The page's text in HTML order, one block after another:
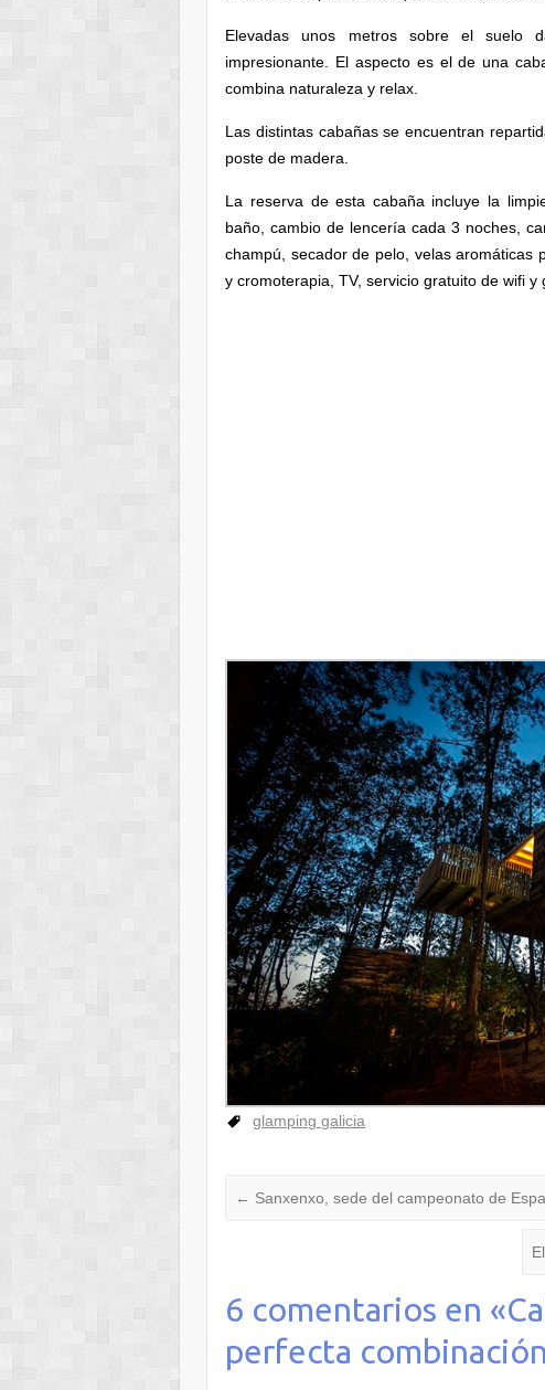
Elevadas unos metros sobre el suelo
impresionante. El aspecto es el de una
combina naturaleza y relax.
Las distintas cabañas se encuentran
poste de madera.
La reserva de esta cabaña incluye la
baño, cambio de lencería cada 3 noches,
champú, secador de pelo, velas aromáticas
y cromoterapia, TV, servicio gratuito de wifi
glamping galicia
← Sanxenxo, sede del campeonato de
6 comentarios en «
perfecta